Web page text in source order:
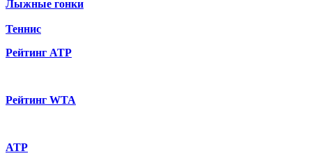
Лыжные гонки
Теннис
Рейтинг ATP
Рейтинг WTA
ATP